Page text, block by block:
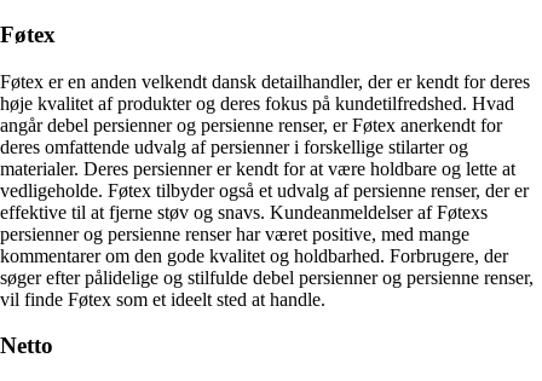
Føtex
Føtex er en anden velkendt dansk detailhandler, der er kendt for deres
høje kvalitet af produkter og deres fokus på kundetilfredshed. Hvad
angår debel persienner og persienne renser, er Føtex anerkendt for
deres omfattende udvalg af persienner i forskellige stilarter og
materialer. Deres persienner er kendt for at være holdbare og lette at
vedligeholde. Føtex tilbyder også et udvalg af persienne renser, der er
effektive til at fjerne støv og snavs. Kundeanmeldelser af Føtexs
persienner og persienne renser har været positive, med mange
kommentarer om den gode kvalitet og holdbarhed. Forbrugere, der
søger efter pålidelige og stilfulde debel persienner og persienne renser,
vil finde Føtex som et ideelt sted at handle.
Netto